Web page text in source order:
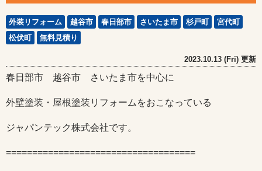
外装リフォーム 越谷市 春日部市 さいたま市 杉戸町
宮代町
松伏町
無料見積り
2023.10.13 (Fri) 更新
春日部市 越谷市 さいたま市を中心に
外壁塗装・屋根塗装リフォームをおこなっている
ジャパンテック株式会社です。
====================================